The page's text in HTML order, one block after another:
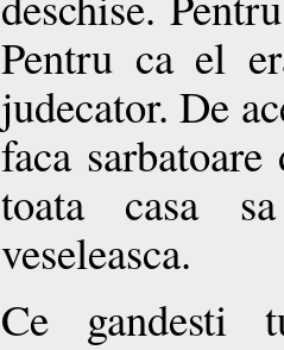
Pentru ca el
judecator. De
faca
toata casa
veseleasca.
Ce gandesti